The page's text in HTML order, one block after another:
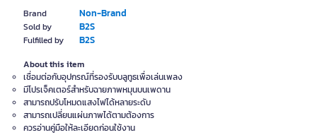
Brand Non-Brand
Sold by B2S
Fulfilled by B2S
About this item
เชื่อมต่อกับอุปกรณ์ที่รองรับบลูทูธเพื่อเล่นเพลง
มีโปรเจ็คเตอร์สำหรับฉายภาพหมุนบนเพดาน
สามารถปรับโหมดแสงไฟได้หลายระดับ
สามารถเปลี่ยนแผ่นภาพได้ตามต้องการ
ควรอ่านคู่มือให้ละเอียดก่อนใช้งาน